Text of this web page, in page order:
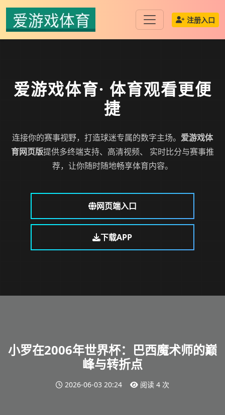
注册入口
爱游戏体育· 体育观看更便
捷
连接你的赛事视野，打造球迷专属的数字主场。 爱游戏体
育网页版提供多终端支持、高清视频、 实时比分与赛事推
荐，让你随时随地畅享体育内容。
网页端入口
下载APP
小罗在2006年世界杯：巴西魔术师的巅
峰与转折点
2026-06-03 20:24 阅读 4 次